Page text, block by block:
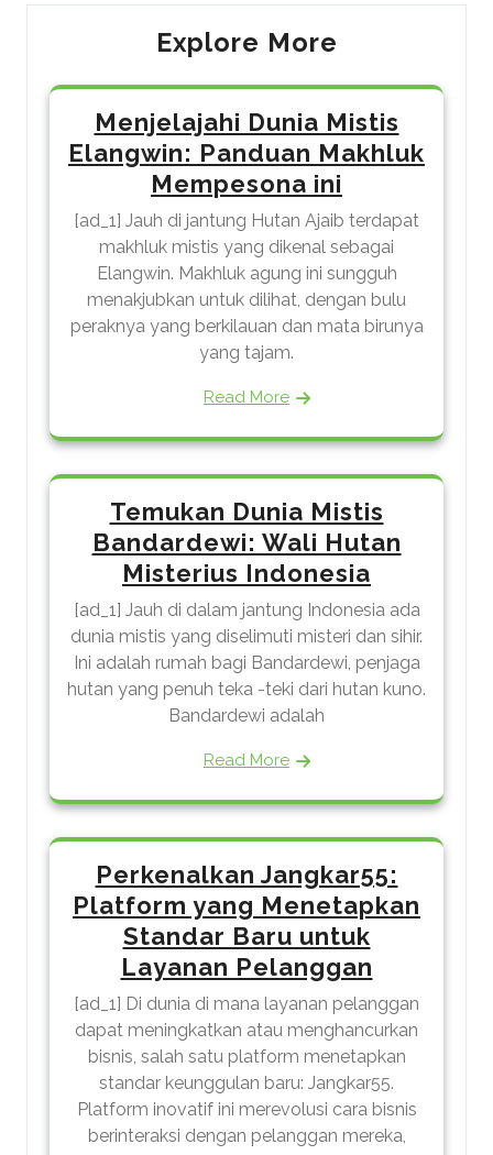
Explore More
Menjelajahi Dunia Mistis
Elangwin: Panduan Makhluk
Mempesona ini
[ad_1] Jauh di jantung Hutan Ajaib terdapat
makhluk mistis yang dikenal sebagai
Elangwin. Makhluk agung ini sungguh
menakjubkan untuk dilihat, dengan bulu
peraknya yang berkilauan dan mata birunya
yang tajam.
Read More
Temukan Dunia Mistis
Bandardewi: Wali Hutan
Misterius Indonesia
[ad_1] Jauh di dalam jantung Indonesia ada
dunia mistis yang diselimuti misteri dan sihir.
Ini adalah rumah bagi Bandardewi, penjaga
hutan yang penuh teka -teki dari hutan kuno.
Bandardewi adalah
Read More
Perkenalkan Jangkar55:
Platform yang Menetapkan
Standar Baru untuk
Layanan Pelanggan
[ad_1] Di dunia di mana layanan pelanggan
dapat meningkatkan atau menghancurkan
bisnis, salah satu platform menetapkan
standar keunggulan baru: Jangkar55.
Platform inovatif ini merevolusi cara bisnis
berinteraksi dengan pelanggan mereka,